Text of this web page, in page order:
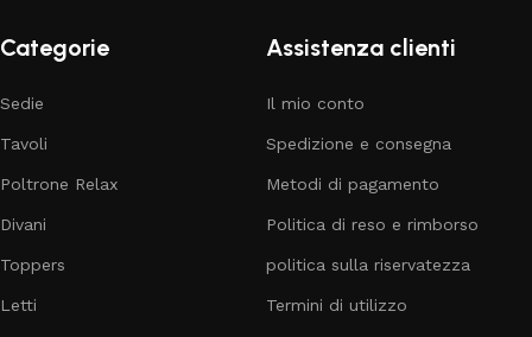
Categorie
Sedie
Tavoli
Poltrone Relax
Divani
Toppers
Letti
Assistenza clienti
Il mio conto
Spedizione e consegna
Metodi di pagamento
Politica di reso e rimborso
politica sulla riservatezza
Termini di utilizzo